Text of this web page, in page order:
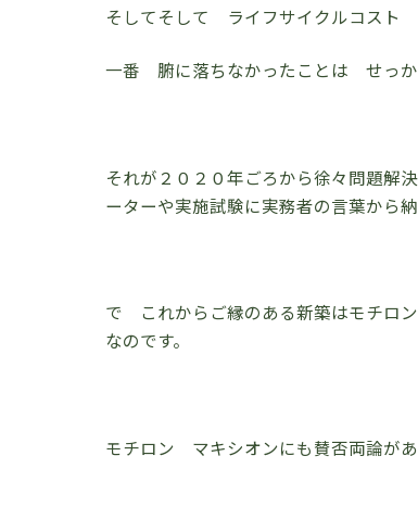
そしてそして ライフサイクルコスト
一番 腑に落ちなかったことは せっか
それが２０２０年ごろから徐々問題解
ーターや実施試験に実務者の言葉から
で これからご縁のある新築はモチロ
なのです。
モチロン マキシオンにも賛否両論があ